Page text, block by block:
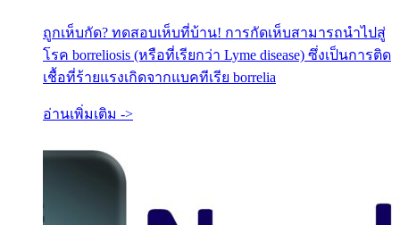
ถูกเห็บกัด? ทดสอบเห็บที่บ้าน! การกัดเห็บสามารถนำไปสู่
โรค borreliosis (หรือที่เรียกว่า Lyme disease) ซึ่งเป็นการติด
เชื้อที่ร้ายแรงเกิดจากแบคทีเรีย borrelia
อ่านเพิ่มเติม ->